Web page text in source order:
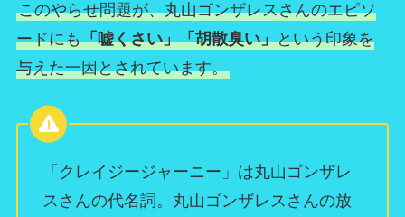
このやらせ問題が、丸山ゴンザレスさんのエピソ
ードにも「嘘くさい」「胡散臭い」という印象を
与えた一因とされています。
「クレイジージャーニー」は丸山ゴンザレ
スさんの代名詞。丸山ゴンザレスさんの放